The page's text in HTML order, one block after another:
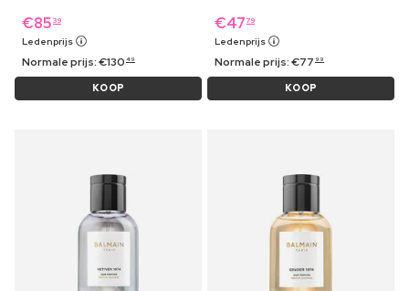
€85 39
Ledenprijs
Normale prijs:€130 49
KOOP
€47 79
Ledenprijs
Normale prijs:€77 99
KOOP